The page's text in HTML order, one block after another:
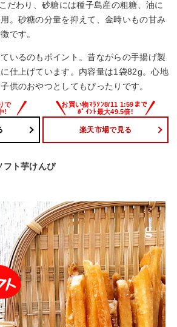
だわり、砂糖には種子島産の粗糖、油に
。砂糖の分量を抑えて、金時いもの甘み
です。
いるのもポイント。昔ながらの手揚げ製
仕上げています。内容量は1袋82g。心地
供のおやつとしてもぴったりです。
楽天市場で見る
フト芋けんぴ